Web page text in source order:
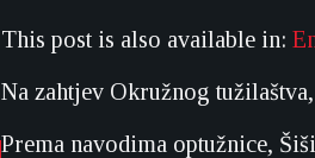
This post is also available in:
Na zahtjev Okružnog
Prema navodima optužnice,